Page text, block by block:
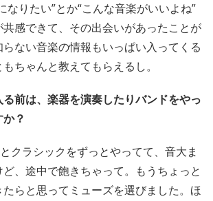
なりたい”とか“こんな音楽がいいよね”
感できて、その出会いがあったことが
ない音楽の情報もいっぱい入ってくる
ちゃんと教えてもらえるし。
前は、楽器を演奏したりバンドをやっ
？
クラシックをずっとやってて、音大ま
、途中で飽きちゃって。もうちょっと
らと思ってミューズを選びました。ほ